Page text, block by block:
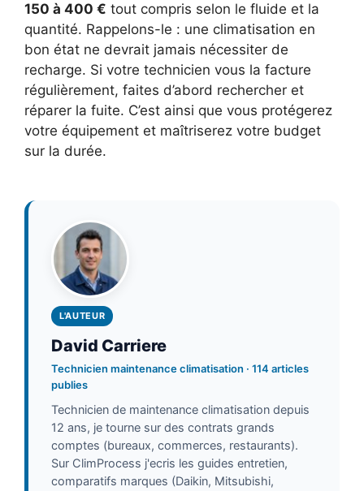
150 à 400 € tout compris selon le fluide et la
quantité. Rappelons-le : une climatisation en
bon état ne devrait jamais nécessiter de
recharge. Si votre technicien vous la facture
régulièrement, faites d’abord rechercher et
réparer la fuite. C’est ainsi que vous protégerez
votre équipement et maîtriserez votre budget
sur la durée.
L'AUTEUR
David Carriere
Technicien maintenance climatisation · 114 articles
publies
Technicien de maintenance climatisation depuis
12 ans, je tourne sur des contrats grands
comptes (bureaux, commerces, restaurants).
Sur ClimProcess j'ecris les guides entretien,
comparatifs marques (Daikin, Mitsubishi,